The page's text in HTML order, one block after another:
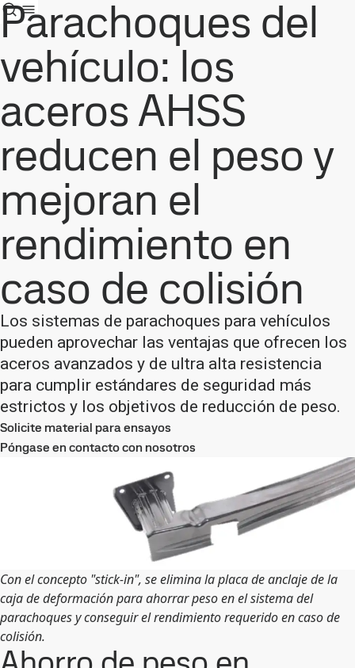
Parachoques del
vehículo: los
aceros AHSS
reducen el peso y
mejoran el
rendimiento en
caso de colisión
Los sistemas de parachoques para vehículos
pueden aprovechar las ventajas que ofrecen los
aceros avanzados y de ultra alta resistencia
para cumplir estándares de seguridad más
estrictos y los objetivos de reducción de peso.
Solicite material para ensayos
Póngase en contacto con nosotros
Con el concepto "stick-in", se elimina la placa de anclaje de la
caja de deformación para ahorrar peso en el sistema del
parachoques y conseguir el rendimiento requerido en caso de
colisión.